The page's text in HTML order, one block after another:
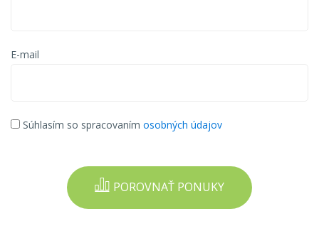
E-mail
Súhlasím so spracovaním osobných údajov
POROVNAŤ PONUKY